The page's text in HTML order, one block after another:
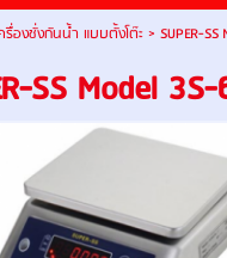
รื่องชั่งกันน้ำ แบบตั้งโต๊ะ> SUPER-
SS Model